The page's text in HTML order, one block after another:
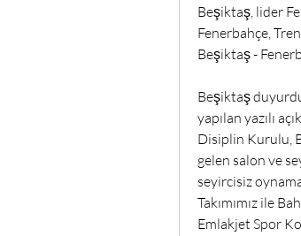
Beşiktaş, lider
Fenerbahçe,
Beşiktaş -
Beşiktaş
yapılan yazılı
Disiplin Kurulu,
gelen salon ve
seyircisiz
Takımımız ile
Emlakjet Spor